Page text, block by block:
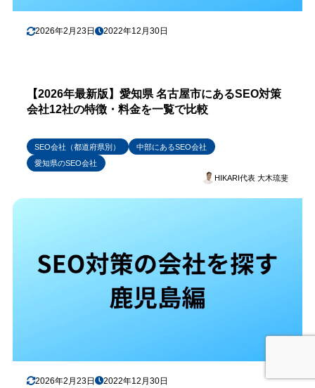
2026年2月23日 2022年12月30日
【2026年最新版】愛知県 名古屋市にあるSEO対策
会社12社の特徴・料金を一覧で比較
SEO会社（都道府県別）
中部にあるSEO会社
愛知県のSEO会社
HIKARI代表 大木琉斐
2026年2月23日 2022年12月30日